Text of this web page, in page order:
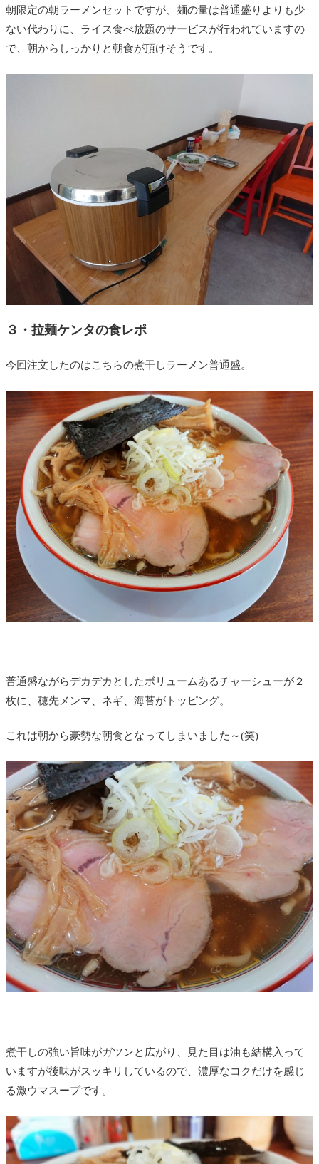
朝限定の朝ラーメンセットですが、麺の量は普通盛りよりも少
ない代わりに、ライス食べ放題のサービスが行われていますの
で、朝からしっかりと朝食が頂けそうです。
３・拉麺ケンタの食レポ
今回注文したのはこちらの煮干しラーメン普通盛。
普通盛ながらデカデカとしたボリュームあるチャーシューが２
枚に、穂先メンマ、ネギ、海苔がトッピング。
これは朝から豪勢な朝食となってしまいました～(笑)
煮干しの強い旨味がガツンと広がり、見た目は油も結構入って
いますが後味がスッキリしているので、濃厚なコクだけを感じ
る激ウマスープです。